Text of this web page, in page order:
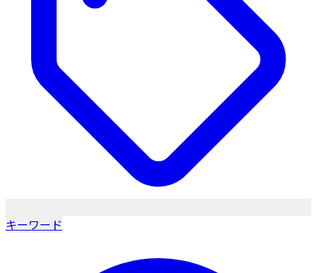
キーワード